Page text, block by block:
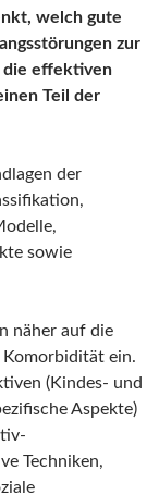
welch gute
zur
die effektiven
Teil der
der
sowie
näher auf die
Komorbidität ein.
(Kindes- und
Aspekte)
Techniken,